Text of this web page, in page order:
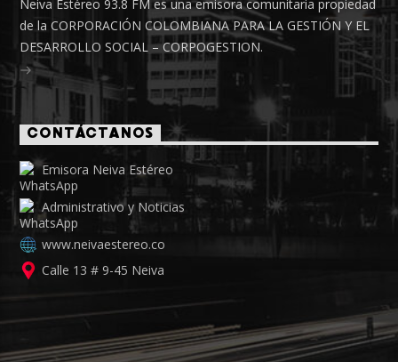
Neiva Estéreo 93.8 FM es una emisora comunitaria propiedad
de la CORPORACIÓN COLOMBIANA PARA LA GESTIÓN Y EL
DESARROLLO SOCIAL – CORPOGESTION.
CONTÁCTANOS
Emisora Neiva Estéreo
Administrativo y Noticias
www.neivaestereo.co
Calle 13 # 9-45 Neiva